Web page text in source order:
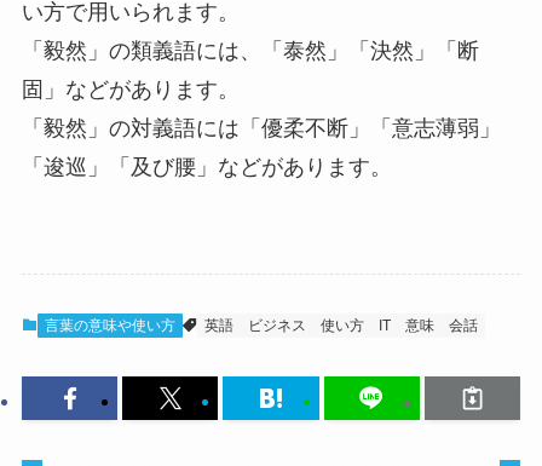
い方で用いられます。
「毅然」の類義語には、「泰然」「決然」「断
固」などがあります。
「毅然」の対義語には「優柔不断」「意志薄弱」
「逡巡」「及び腰」などがあります。
言葉の意味や使い方 英語 ビジネス 使い方 IT 意味 会話